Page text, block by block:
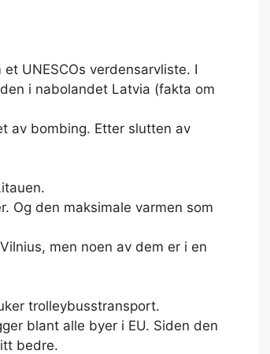
UNESCOs verdensarvliste. I
i nabolandet Latvia (fakta om
av bombing. Etter slutten av
Og den maksimale varmen som
men noen av dem er i en
trolleybusstransport.
blant alle byer i EU. Siden den
bedre.